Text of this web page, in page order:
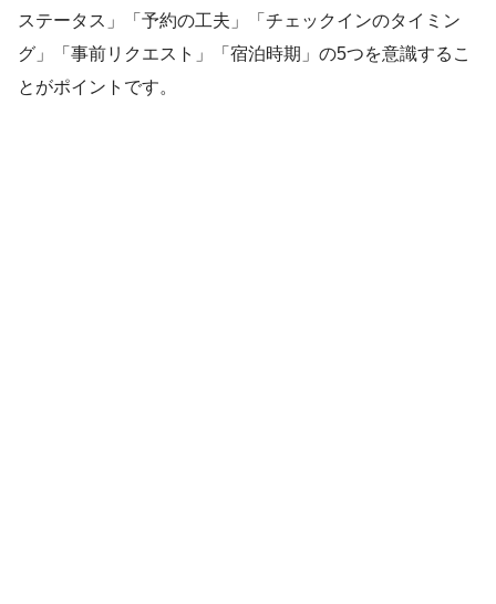
ステータス」「予約の工夫」「チェックインのタイミン
グ」「事前リクエスト」「宿泊時期」の5つを意識するこ
とがポイントです。